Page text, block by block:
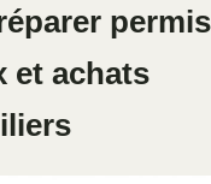
et achats